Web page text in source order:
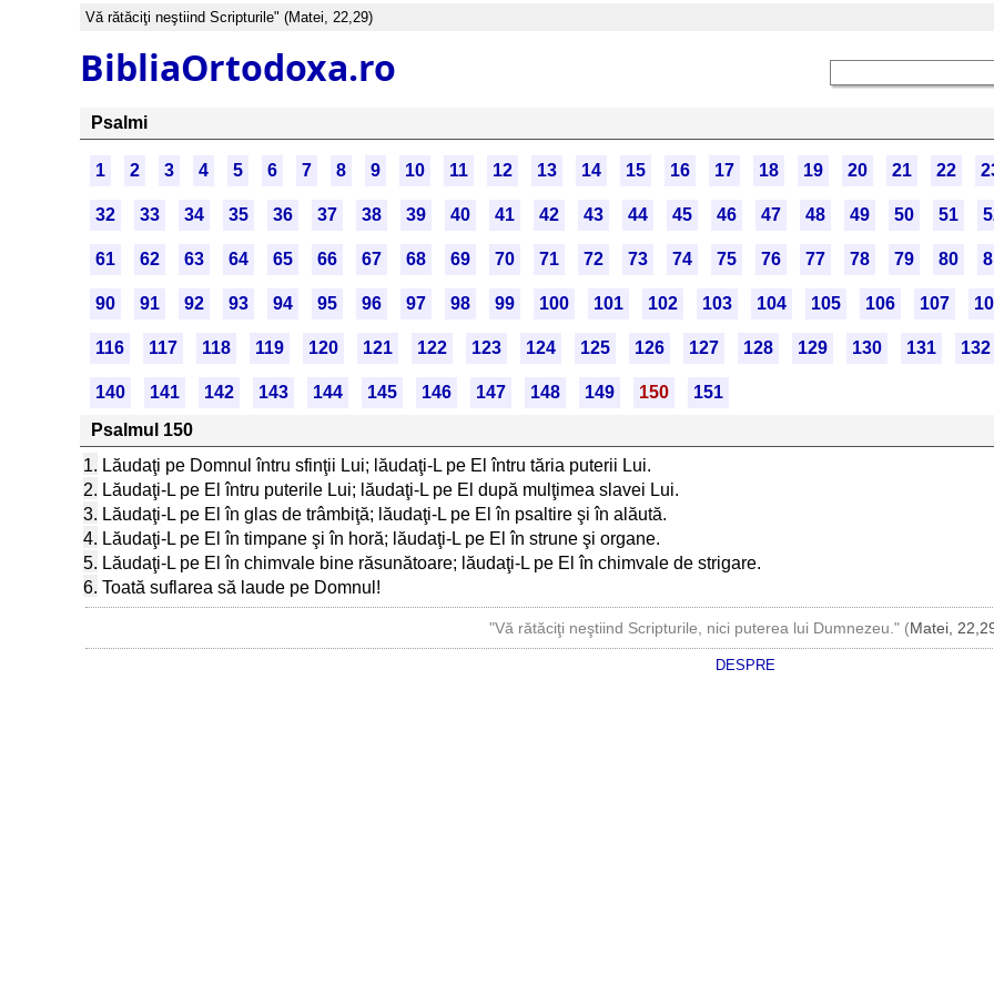
Vă rătăciţi neştiind Scripturile" (Matei, 22,29)
BibliaOrtodoxa.ro
Psalmi
1 2 3 4 5 6 7 8 9 10 11 12 13 14 15 16 17 18 19 20 21 22
32 33 34 35 36 37 38 39 40 41 42 43 44 45 46 47 48 49 50 51
61 62 63 64 65 66 67 68 69 70 71 72 73 74 75 76 77 78 79 80
90 91 92 93 94 95 96 97 98 99 100 101 102 103 104 105 106 107
116 117 118 119 120 121 122 123 124 125 126 127 128 129 130 131 132
140 141 142 143 144 145 146 147 148 149 150
151
Psalmul 150
1. Lăudaţi pe Domnul întru sfinţii Lui; lăudaţi-L pe El întru tăria puterii Lui.
2. Lăudaţi-L pe El întru puterile Lui; lăudaţi-L pe El după mulţimea slavei Lui.
3. Lăudaţi-L pe El în glas de trâmbiţă; lăudaţi-L pe El în psaltire şi în alăută.
4. Lăudaţi-L pe El în timpane şi în horă; lăudaţi-L pe El în strune şi organe.
5. Lăudaţi-L pe El în chimvale bine răsunătoare; lăudaţi-L pe El în chimvale de strigare.
6. Toată suflarea să laude pe Domnul!
"Vă rătăciţi neştiind Scripturile, nici puterea lui Dumnezeu." (Matei,
DESPRE